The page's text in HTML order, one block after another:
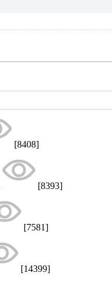
[8408]
[8393]
[7581]
[14399]